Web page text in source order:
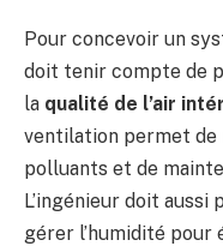
Pour concevoir un
doit tenir compte de
la qualité de l’air
ventilation permet de
polluants et de
L’ingénieur doit
gérer l’humidité pour